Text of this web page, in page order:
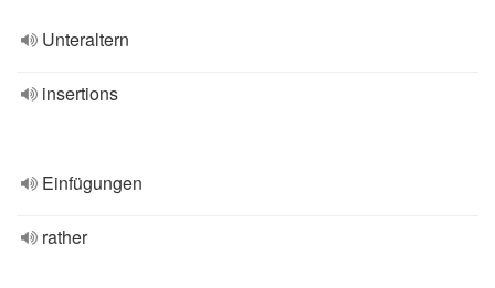
Unteraltern
insertions
Einfügungen
rather